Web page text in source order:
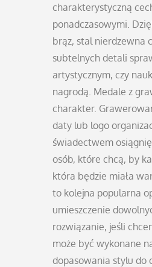
charakterystyczną
ponadczasowymi.
brąz, stal nierdzewna
subtelnych detali
artystycznym, czy
nagrodą. Medale z
charakter.
daty lub logo
świadectwem
osób, które chcą, by
która będzie miała
to kolejna popularna
umieszczenie
rozwiązanie, jeśli
może być wykonane
dopasowania stylu do